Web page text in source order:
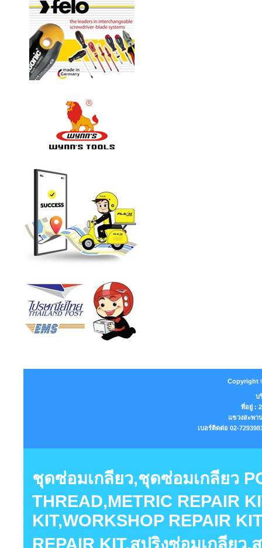
Copyright
บ
ที่อยู่ :
แขวงสะพา
เบอร์ติดต่อ 02-
ชุดซ่อมเกลียว,ชุดซ่อมเกลียว
THREAD,METRIC REPAIR
KIT,WORKSHOP REPAIR
REPAIR KIT,สปริงซ่อมเกลียว